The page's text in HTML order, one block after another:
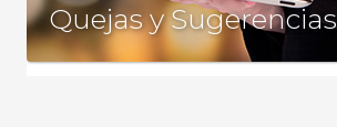
Quejas y Sugerencias